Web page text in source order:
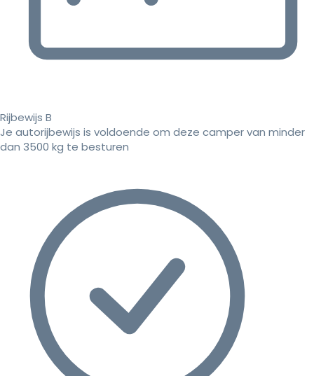
Rijbewijs B
Je autorijbewijs is voldoende om deze camper van minder
dan 3500 kg te besturen